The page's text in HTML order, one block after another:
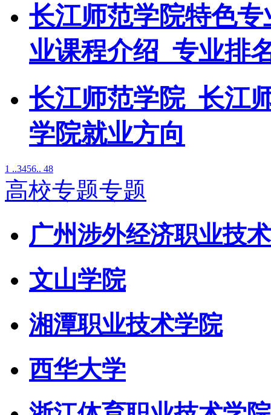
长江师范学院特色
业课程介绍_专业排
长江师范学院_长江
学院就业方向
1 ..3456.. 48
高校专题专题
广州涉外经济职业技
文山学院
湘潭职业技术学院
西华大学